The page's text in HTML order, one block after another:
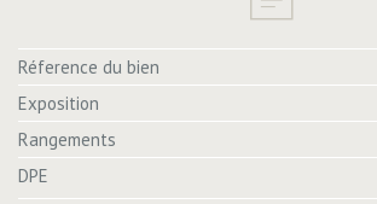
Réference du bien
Exposition
Rangements
DPE